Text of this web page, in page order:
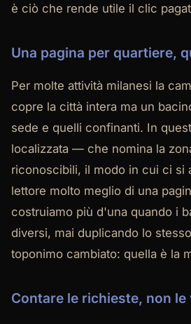
è ciò che rende utile il clic
Una pagina per quartiere,
Per molte attività milanesi la
copre la città intera ma un
sede e quelli confinanti. In
localizzata — che nomina la
riconoscibili, il modo in cui ci si
lettore molto meglio di una
costruiamo più d'una quando i
diversi, mai duplicando lo
toponimo cambiato: quella è la
Contare le richieste, non le